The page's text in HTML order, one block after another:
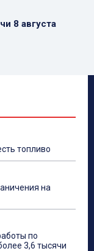
8 августа
топливо
на
по
3,6 тысячи